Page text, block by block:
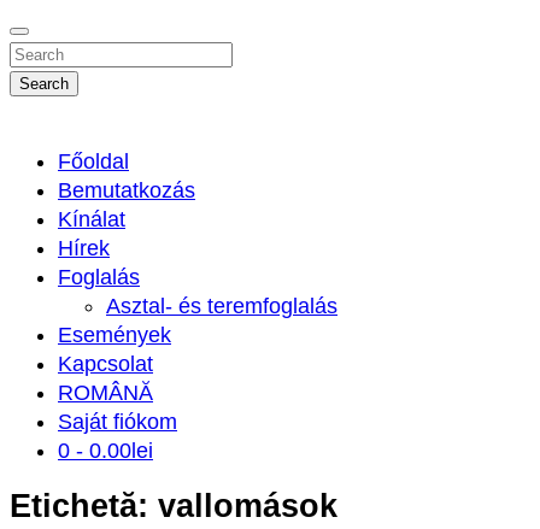
Search
Főoldal
Bemutatkozás
Kínálat
Hírek
Foglalás
Asztal- és teremfoglalás
Események
Kapcsolat
ROMÂNĂ
Saját fiókom
0 - 0.00 lei
Etichetă: vallomások